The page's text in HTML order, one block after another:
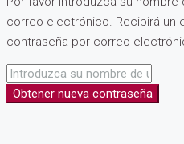
correo electrónico. Recibirá un
contraseña por correo
Obtener nueva contraseña